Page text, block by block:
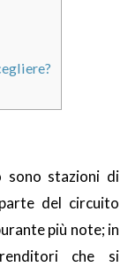
sono stazioni di
del circuito
più note; in
che si